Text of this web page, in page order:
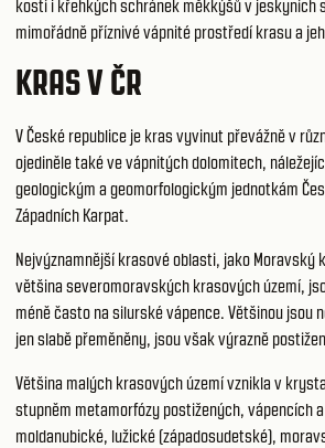
kostí i křehkých schránek měkkýšů v jeskyních
mimořádně příznivé vápnité prostředí krasu a
KRAS V ČR
V České republice je kras vyvinut převážně v
ojediněle také ve vápnitých dolomitech,
geologickým a geomorfologickým jednotkám
Západních Karpat.
Nejvýznamnější krasové oblasti, jako Moravský
většina severomoravských krasových území,
méně často na silurské vápence. Většinou jsou
jen slabě přeměněny, jsou však výrazně
Většina malých krasových území vznikla v
stupněm metamorfózy postižených, vápencích
moldanubické, lužické (západosudetské),